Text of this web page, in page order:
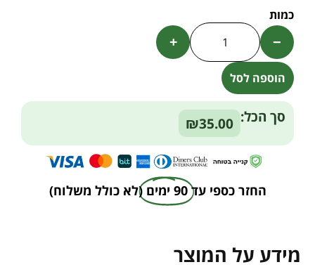
−
+
הוספה לסל
Alternative:
סך הכל: ₪35.00
החזר כספי עד 90 ימים (לא כולל משלוח)
מידע על המוצר